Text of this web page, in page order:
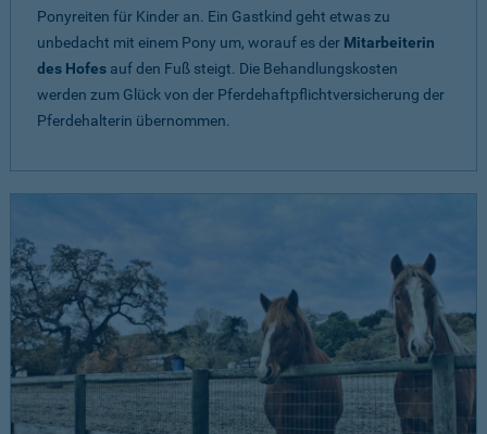
Ponyreiten für Kinder an. Ein Gastkind geht etwas zu
unbedacht mit einem Pony um, worauf es der Mitarbeiterin
des Hofes auf den Fuß steigt. Die Behandlungskosten
werden zum Glück von der Pferdehaftpflichtversicherung der
Pferdehalterin übernommen.